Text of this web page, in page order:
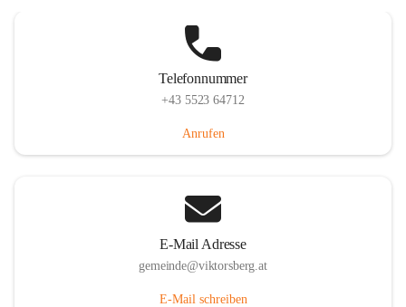
Telefonnummer
+43 5523 64712
Anrufen
E-Mail Adresse
gemeinde@viktorsberg.at
E-Mail schreiben